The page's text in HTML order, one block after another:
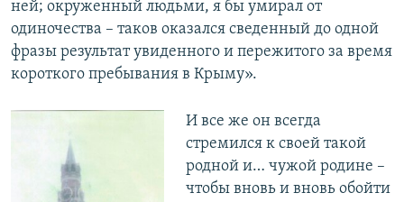
ней; окруженный людьми, я бы умирал от
одиночества – таков оказался сведенный до одной
фразы результат увиденного и пережитого за время
короткого пребывания в Крыму».
И все же он всегда
стремился к своей такой
родной и… чужой родине –
чтобы вновь и вновь обойти